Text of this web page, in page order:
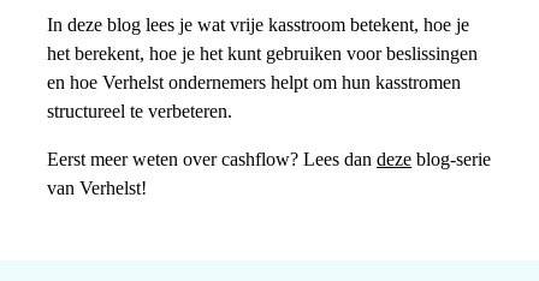
In deze blog lees je wat vrije kasstroom betekent, hoe je
het berekent, hoe je het kunt gebruiken voor beslissingen
en hoe Verhelst ondernemers helpt om hun kasstromen
structureel te verbeteren.
Eerst meer weten over cashflow? Lees dandeze blog-serie
van Verhelst!